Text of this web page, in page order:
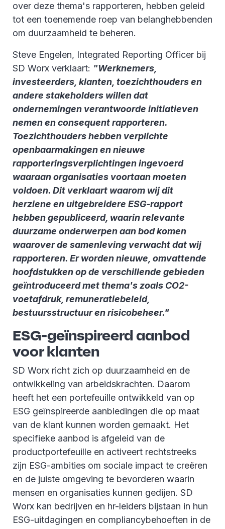
over deze thema's rapporteren, hebben geleid
tot een toenemende roep van belanghebbenden
om duurzaamheid te beheren.
Steve Engelen, Integrated Reporting Officer bij
SD Worx verklaart: "Werknemers,
investeerders, klanten, toezichthouders en
andere stakeholders willen dat
ondernemingen verantwoorde initiatieven
nemen en consequent rapporteren.
Toezichthouders hebben verplichte
openbaarmakingen en nieuwe
rapporteringsverplichtingen ingevoerd
waaraan organisaties voortaan moeten
voldoen. Dit verklaart waarom wij dit
herziene en uitgebreidere ESG-rapport
hebben gepubliceerd, waarin relevante
duurzame onderwerpen aan bod komen
waarover de samenleving verwacht dat wij
rapporteren. Er worden nieuwe, omvattende
hoofdstukken op de verschillende gebieden
geïntroduceerd met thema's zoals CO2-
voetafdruk, remuneratiebeleid,
bestuursstructuur en risicobeheer."
ESG-geïnspireerd aanbod
voor klanten
SD Worx richt zich op duurzaamheid en de
ontwikkeling van arbeidskrachten. Daarom
heeft het een portefeuille ontwikkeld van op
ESG geïnspireerde aanbiedingen die op maat
van de klant kunnen worden gemaakt. Het
specifieke aanbod is afgeleid van de
productportefeuille en activeert rechtstreeks
zijn ESG-ambities om sociale impact te creëren
en de juiste omgeving te bevorderen waarin
mensen en organisaties kunnen gedijen. SD
Worx kan bedrijven en hr-leiders bijstaan in hun
ESG-uitdagingen en compliancybehoeften in de